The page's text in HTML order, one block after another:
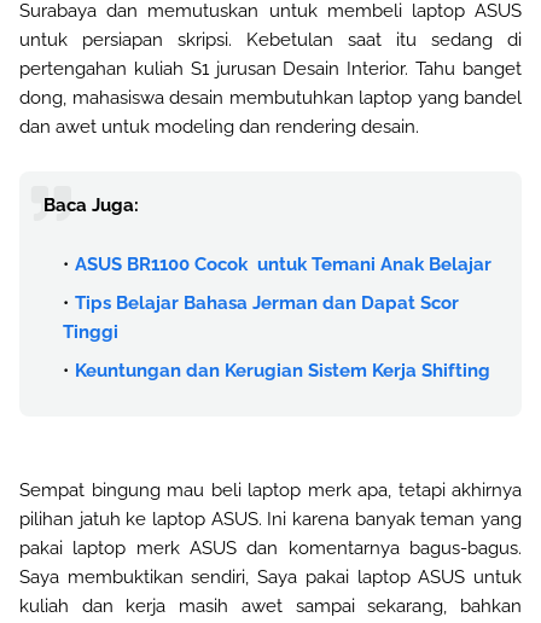
Surabaya dan memutuskan untuk membeli laptop ASUS
untuk persiapan skripsi. Kebetulan saat itu sedang di
pertengahan kuliah S1 jurusan Desain Interior. Tahu banget
dong, mahasiswa desain membutuhkan laptop yang bandel
dan awet untuk modeling dan rendering desain.
Baca Juga:
ASUS BR1100 Cocok untuk Temani Anak Belajar
Tips Belajar Bahasa Jerman dan Dapat Scor
Tinggi
Keuntungan dan Kerugian Sistem Kerja Shifting
Sempat bingung mau beli laptop merk apa, tetapi akhirnya
pilihan jatuh ke laptop ASUS. Ini karena banyak teman yang
pakai laptop merk ASUS dan komentarnya bagus-bagus.
Saya membuktikan sendiri, Saya pakai laptop ASUS untuk
kuliah dan kerja masih awet sampai sekarang, bahkan